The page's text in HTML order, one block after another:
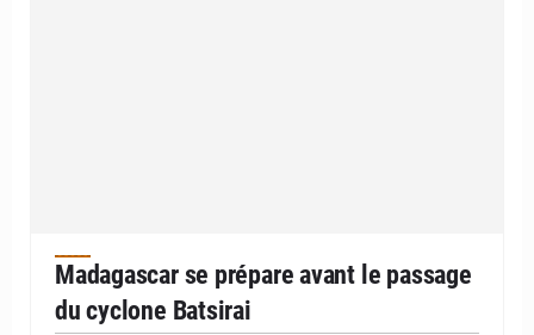
Madagascar se prépare avant le passage
du cyclone Batsirai